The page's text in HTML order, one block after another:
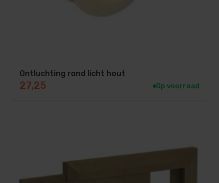
Ontluchting rond licht hout
27,25 Op voorraad